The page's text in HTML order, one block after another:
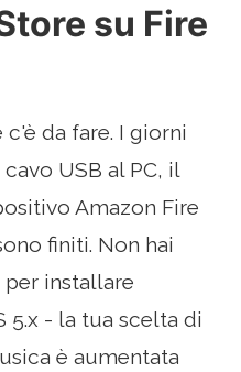
su Fire
da fare. I giorni
USB al PC, il
Amazon Fire
finiti. Non hai
installare
5.x - la tua scelta di
è aumentata